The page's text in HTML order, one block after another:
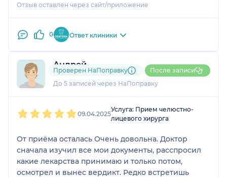
одном замечательном хирурге!!Желаю Вам от
однозначно!!
Отзыв оставлен через сайт/приложение
0 Ответ клиники
Андрей
1 отзыв
До 5 записей через НаПоправку
Проверен НаПоправку После записи
09.04.2025
Услуга: Прием челюстно-
лицевого хирурга
От приёма осталась Очень довольна. Доктор
сначала изучил все мои документы, расспросил
какие лекарства принимаю и только потом,
осмотрел и вынес вердикт. Редко встретишь